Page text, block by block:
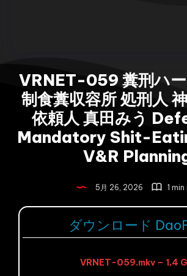
VRNET-059 糞刑ハ
制食糞収容所 処刑人
依頼人 真田みう
Mandatory Shit-
V&R
5月 26, 2026 1
ダウンロード
VRNET-059.mkv – 1,4